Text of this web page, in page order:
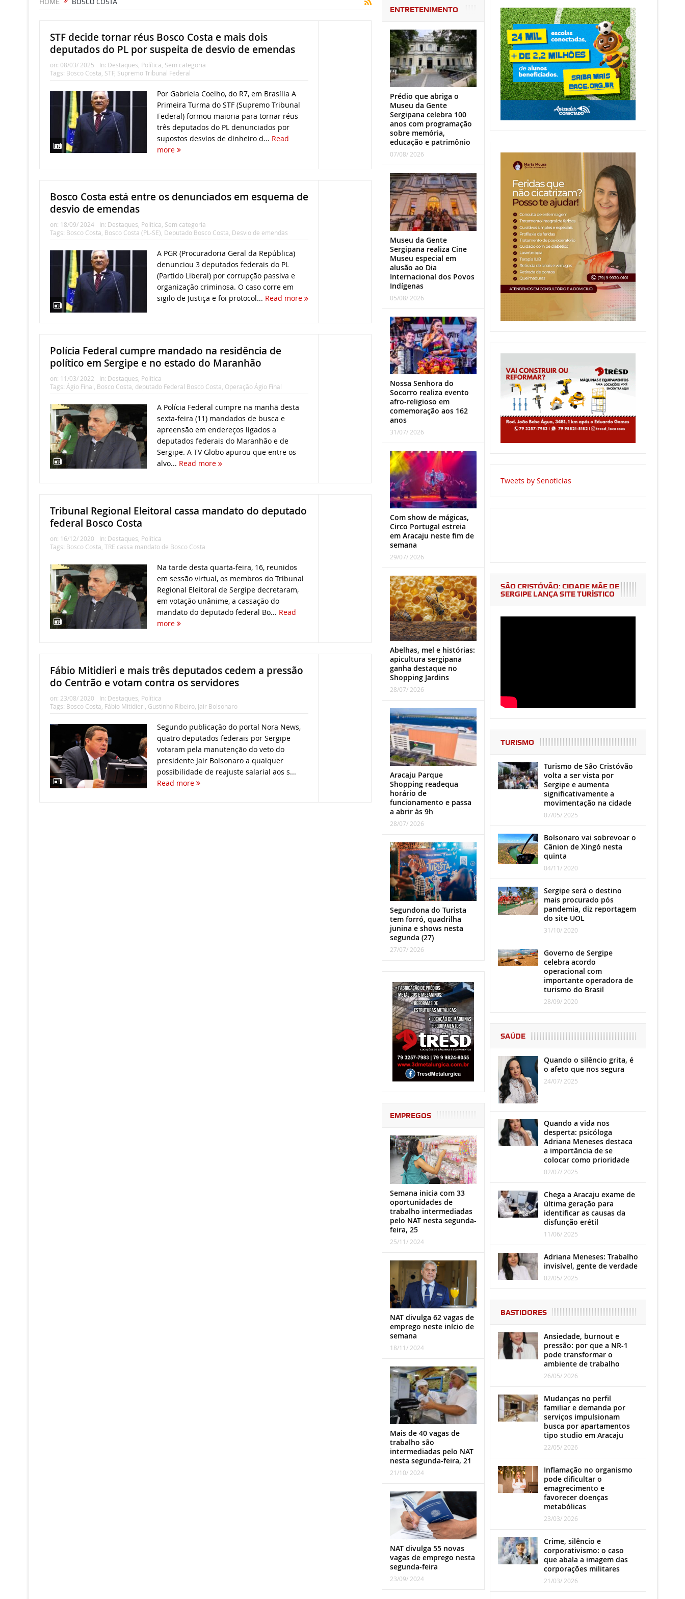
STF decide tornar réus Bosco Costa e mais dois
deputados do PL por suspeita de desvio de emendas
on: 08/03/ 2025 In: Destaques Política Sem categoria
Tags: Bosco Costa STF, Supremo Tribunal Federal
Por Gabriela Coelho, do R7, em Brasília A
Primeira Turma do STF (Supremo Tribunal
Federal) formou maioria para tornar réus
três deputados do PL denunciados por
supostos desvios de dinheiro d... Read
more
Bosco Costa está entre os denunciados em esquema de
desvio de emendas
on: 18/09/ 2024 In: Destaques, Política, Sem categoria
Tags: Bosco Costa, Bosco Costa (PL-SE), Deputado Bosco Costa, Desvio de emendas
A PGR (Procuradoria Geral da República)
denunciou 3 deputados federais do PL
(Partido Liberal) por corrupção passiva e
organização criminosa. O caso corre em
sigilo de Justiça e foi protocol... Read more
Polícia Federal cumpre mandado na residência de
político em Sergipe e no estado do Maranhão
on: 11/03/ 2022 In: Destaques, Política
Tags: Ágio Final, Bosco Costa, deputado Federal Bosco Costa, Operação Ágio Final
A Polícia Federal cumpre na manhã desta
sexta-feira (11) mandados de busca e
apreensão em endereços ligados a
deputados federais do Maranhão e de
Sergipe. A TV Globo apurou que entre os
alvo... Read more
Tribunal Regional Eleitoral cassa mandato do deputado
federal Bosco Costa
on: 16/12/ 2020 In: Destaques Política
Tags: Bosco Costa TRE cassa mandato de Bosco Costa
Na tarde desta quarta-feira, 16, reunidos
em sessão virtual, os membros do Tribunal
Regional Eleitoral de Sergipe decretaram,
em votação unânime, a cassação do
mandato do deputado federal Bo... Read
more
Fábio Mitidieri e mais três deputados cedem a pressão
do Centrão e votam contra os servidores
on: 23/08/ 2020 In: Destaques Política
Tags: Bosco Costa Fábio Mitidieri Gustinho Ribeiro, Jair Bolsonaro
Segundo publicação do portal Nora News,
quatro deputados federais por Sergipe
votaram pela manutenção do veto do
presidente Jair Bolsonaro a qualquer
possibilidade de reajuste salarial aos s...
Read more
ENTRETENIMENTO
Prédio que abriga o
Museu da Gente
Sergipana celebra 100
anos com programação
sobre memória,
educação e patrimônio
07/08/ 2026
Museu da Gente
Sergipana realiza Cine
Museu especial em
alusão ao Dia
Internacional dos Povos
Indígenas
05/08/ 2026
Nossa Senhora do
Socorro realiza evento
afro-religioso em
comemoração aos 162
anos
31/07/ 2026
Com show de mágicas,
Circo Portugal estreia
em Aracaju neste fim de
semana
29/07/ 2026
Abelhas, mel e histórias:
apicultura sergipana
ganha destaque no
Shopping Jardins
28/07/ 2026
Aracaju Parque
Shopping readequa
horário de
funcionamento e passa
a abrir às 9h
28/07/ 2026
Segundona do Turista
tem forró, quadrilha
junina e shows nesta
segunda (27)
27/07/ 2026
EMPREGOS
Semana inicia com 33
oportunidades de
trabalho intermediadas
pelo NAT nesta segunda-
feira, 25
25/11/ 2024
NAT divulga 62 vagas de
emprego neste início de
semana
18/11/ 2024
Mais de 40 vagas de
trabalho são
intermediadas pelo NAT
nesta segunda-feira, 21
21/10/ 2024
NAT divulga 55 novas
vagas de emprego nesta
segunda-feira
23/09/ 2024
Tweets by Senoticias
SÃO CRISTÓVÃO: CIDADE MÃE DE
SERGIPE LANÇA SITE TURÍSTICO
TURISMO
Turismo de São Cristóvão
volta a ser vista por
Sergipe e aumenta
significativamente a
movimentação na cidade
07/05/ 2025
Bolsonaro vai sobrevoar o
Cânion de Xingó nesta
quinta
04/11/ 2020
Sergipe será o destino
mais procurado pós
pandemia, diz reportagem
do site UOL
31/10/ 2020
Governo de Sergipe
celebra acordo
operacional com
importante operadora de
turismo do Brasil
28/09/ 2020
SAÚDE
Quando o silêncio grita, é
o afeto que nos segura
24/07/ 2025
Quando a vida nos
desperta: psicóloga
Adriana Meneses destaca
a importância de se
colocar como prioridade
02/07/ 2025
Chega a Aracaju exame de
última geração para
identificar as causas da
disfunção erétil
11/06/ 2025
Adriana Meneses: Trabalho
invisível, gente de verdade
02/05/ 2025
BASTIDORES
Ansiedade, burnout e
pressão: por que a NR-1
pode transformar o
ambiente de trabalho
26/05/ 2026
Mudanças no perfil
familiar e demanda por
serviços impulsionam
busca por apartamentos
tipo studio em Aracaju
22/05/ 2026
Inflamação no organismo
pode dificultar o
emagrecimento e
favorecer doenças
metabólicas
23/03/ 2026
Crime, silêncio e
corporativismo: o caso
que abala a imagem das
corporações militares
21/03/ 2026